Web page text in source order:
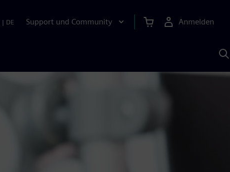
| DE Support und Community Anmelden
KI